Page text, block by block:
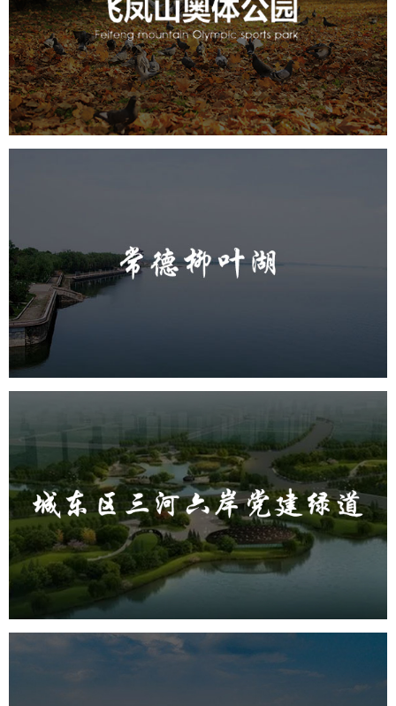
旅游休闲 公园 AI人工智能
智慧公园
智慧体育公园
智能步道 智能大数据平台
AR太极
智能体测
旅游休闲
城东区三河六岸党建绿道
旅游休闲 公园 AI人工智能 智慧公园
智能步道
AR太极
智能大数据平台